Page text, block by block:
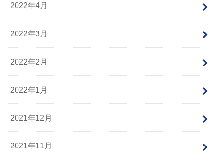
2022年4月
2022年3月
2022年2月
2022年1月
2021年12月
2021年11月